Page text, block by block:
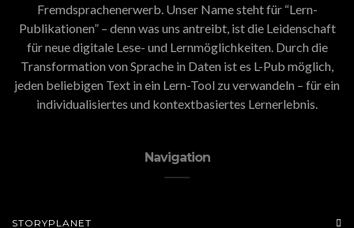
Fremdsprachenerwerb. Unser Name steht für “Lern-
Publikationen” – denn was uns antreibt, ist die Leidenschaft
für neue digitale Lese- und Lernmöglichkeiten. Durch die
Transformation von Sprache in Daten ist es L-Pub möglich,
jeden beliebigen Text in ein Lern-Tool zu verwandeln – für ein
individualisiertes und kontextbasiertes Lernerlebnis.
Navigation
STORYPLANET